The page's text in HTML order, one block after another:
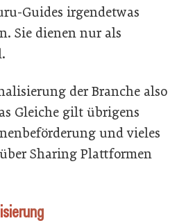
Guides irgendetwas
Sie dienen nur als
der Branche also
Gleiche gilt übrigens
und vieles
Sharing Plattformen